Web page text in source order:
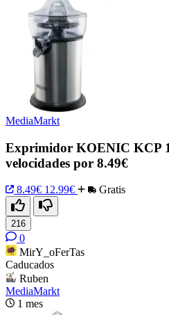
MediaMarkt
Exprimidor KOENIC KCP
velocidades por 8.49€
8.49€ 12.99€ Gratis
216
0
MirY_oFerTas
Caducados
Ruben
MediaMarkt
1 mes